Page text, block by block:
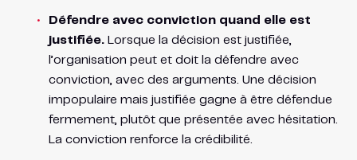
Défendre avec conviction quand elle est
justifiée.Lorsque la décision est justifiée,
l’organisation peut et doit la défendre avec
conviction, avec des arguments. Une décision
impopulaire mais justifiée gagne à être défendue
fermement, plutôt que présentée avec hésitation.
La conviction renforce la crédibilité.